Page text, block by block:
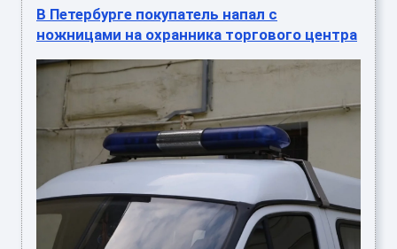
В Петербурге покупатель напал с
ножницами на охранника торгового центра